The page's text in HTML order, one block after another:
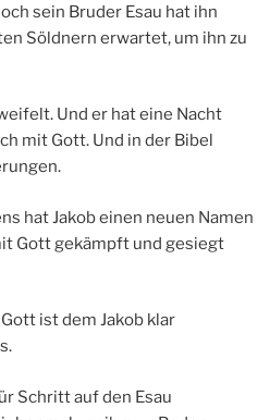
sein Bruder Esau hat ihn
Söldnern erwartet, um ihn zu
Und er hat eine Nacht
mit Gott. Und in der Bibel
hat Jakob einen neuen Namen
Gott gekämpft und gesiegt
ist dem Jakob klar
Schritt auf den Esau